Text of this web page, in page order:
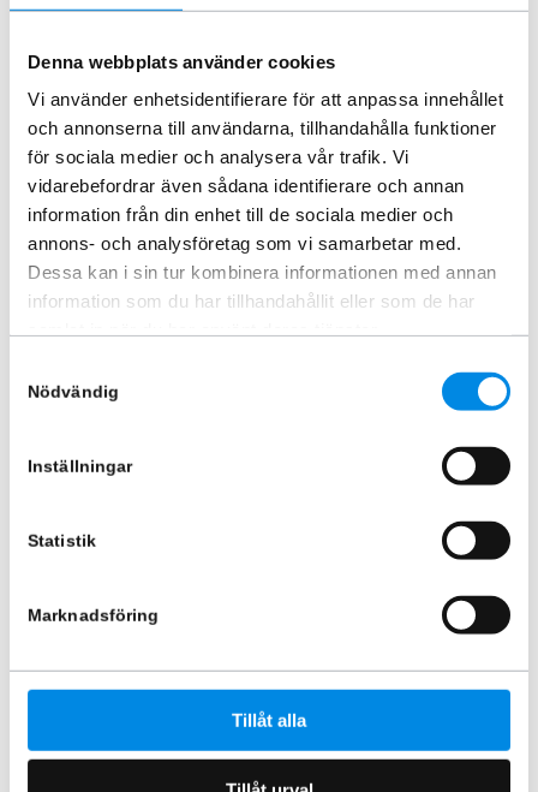
Denna webbplats använder cookies
Vi använder enhetsidentifierare för att anpassa innehållet
och annonserna till användarna, tillhandahålla funktioner
för sociala medier och analysera vår trafik. Vi
vidarebefordrar även sådana identifierare och annan
information från din enhet till de sociala medier och
annons- och analysföretag som vi samarbetar med.
Dessa kan i sin tur kombinera informationen med annan
information som du har tillhandahållit eller som de har
Nödvändig
Inställningar
Statistik
Marknadsföring
Tillåt alla
Nummerskyltshållare
ARTNR:888455
Inkl. moms
Liknande produkter